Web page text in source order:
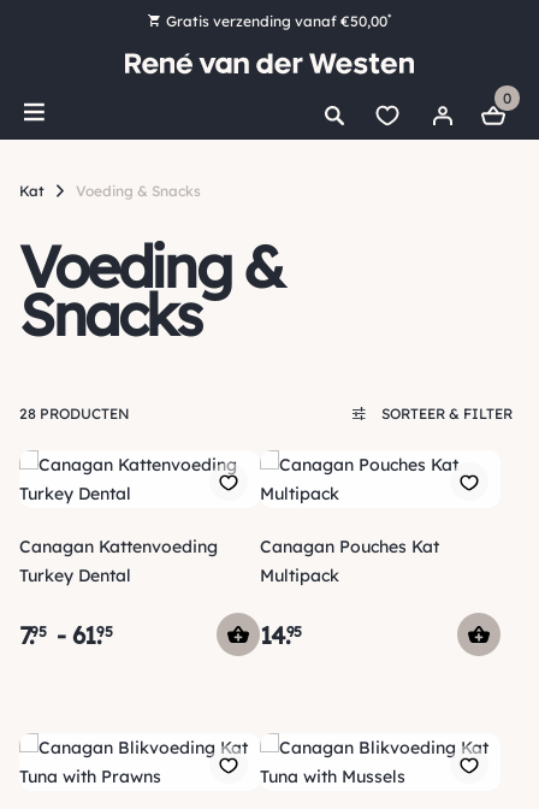
Gratis verzending vanaf €50,00*
Bestel nu, betaal later met Klarna
Ruim 16.000 artikelen op voorraad
Ruim 44 jaar kennis en ervaring
0
Kat Voeding & Snacks
Voeding &
Snacks
28 PRODUCTEN SORTEER & FILTER
Canagan Kattenvoeding
Turkey Dental
7.95 - 61.95
Canagan Pouches Kat
Multipack
14.95